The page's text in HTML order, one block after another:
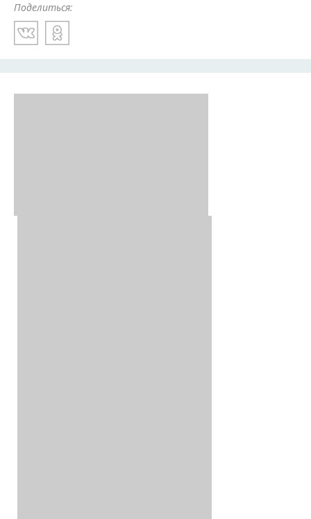
Поделиться: